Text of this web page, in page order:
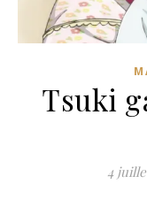
Tsuki
4